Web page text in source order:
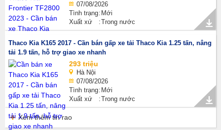
07/08/2026
Tình trạng Mới
Xuất xứ
Trong nước
Thaco Kia K165 2017 - Cần bán gấp xe tải Thaco Kia 1.25 tấn, nâng
tải 1.9 tấn, hỗ trợ giao xe nhanh
293 triệu
Hà Nội
07/08/2026
Tình trạng Mới
Xuất xứ
Trong nước
Xem thêm tin rao